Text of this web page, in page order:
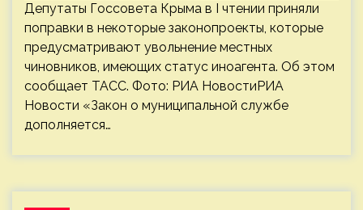
Депутаты Госсовета Крыма в I чтении приняли
поправки в некоторые законопроекты, которые
предусматривают увольнение местных
чиновников, имеющих статус иноагента. Об этом
сообщает ТАСС. Фото: РИА НовостиРИА
Новости «Закон о муниципальной службе
дополняется…